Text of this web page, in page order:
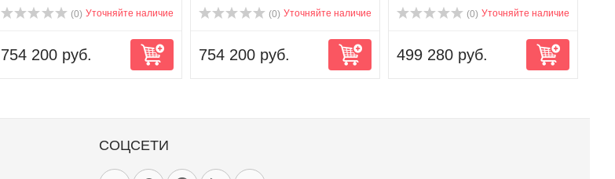
(0) Уточняйте наличие
754 200 руб.
(0) Уточняйте наличие
754 200 руб.
(0) Уточняйте наличие
499 280 руб.
СОЦСЕТИ